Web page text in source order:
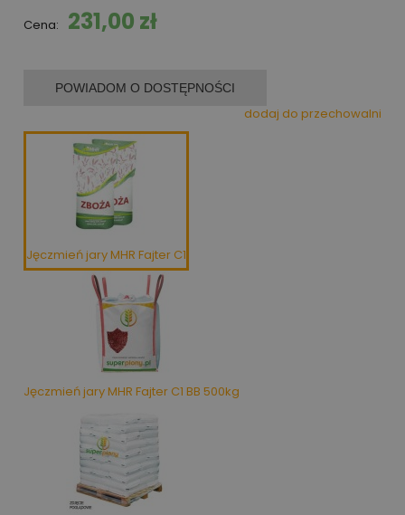
Cena: 231,00 zł
Jęczmień jary MHR Fajter C1
Jęczmień jary MHR Fajter C1 BB 500kg
POWIADOM O DOSTĘPNOŚCI
dodaj do przechowalni